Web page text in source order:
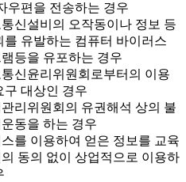
우편을 전송하는 경우
신설비의 오작동이나 정보 등
를 유발하는 컴퓨터 바이러스
등을 유포하는 경우
통신윤리위원회로부터의 이용
구 대상인 경우
리위원회의 유권해석 상의 불
동을 하는 경우
스를 이용하여 얻은 정보를 교육
동의 없이 상업적으로 이용하